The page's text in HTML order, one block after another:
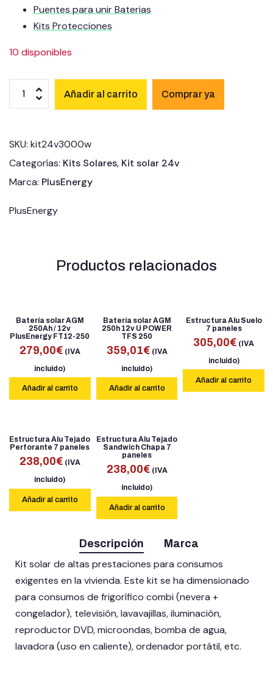
Puentes para unir Baterias
Kits Protecciones
10 disponibles
Añadir al carrito
SKU: kit24v3000w
Categorías: Kits Solares, Kit solar 24v
Marca: PlusEnergy
PlusEnergy
Productos relacionados
Batería solar AGM
250Ah / 12v
PlusEnergy FT12-250
279,00€ (IVA
incluido)
Añadir al carrito
Batería solar AGM
250h 12v U POWER
TFS 250
359,01€ (IVA
incluido)
Añadir al carrito
Estructura Alu Suelo
7 paneles
305,00€ (IVA
incluido)
Añadir al carrito
Estructura Alu Tejado
Perforante 7 paneles
238,00€ (IVA
incluido)
Añadir al carrito
Estructura Alu Tejado
Sandwich Chapa 7
paneles
238,00€ (IVA
incluido)
Añadir al carrito
Descripción Marca
Kit solar de altas prestaciones para consumos
exigentes en la vivienda. Este kit se ha dimensionado
para consumos de frigorífico combi (nevera +
congelador), televisión, lavavajillas, iluminación,
reproductor DVD, microondas, bomba de agua,
lavadora (uso en caliente), ordenador portátil, etc.